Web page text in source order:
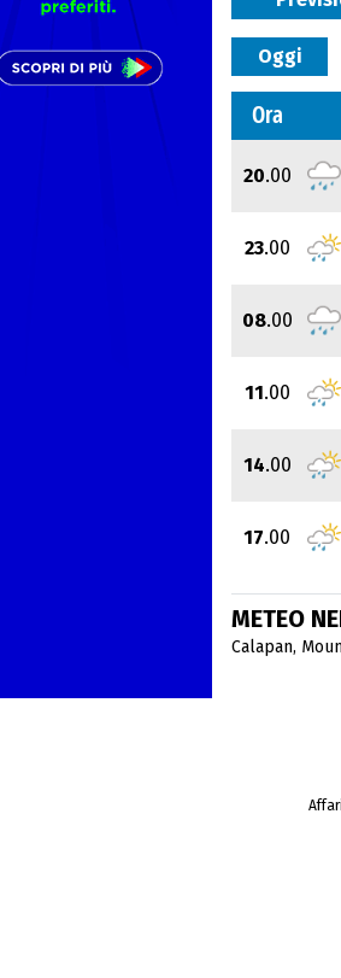
Oggi
Ora
20.00
23.00
08.00
11.00
14.00
17.00
METEO
Calapan,